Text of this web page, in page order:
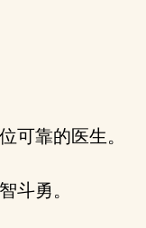
可靠的医生。
斗勇。